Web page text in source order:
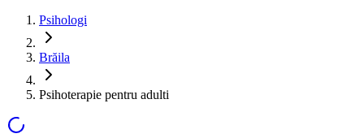
Psihologi
Brăila
Psihoterapie pentru adulti